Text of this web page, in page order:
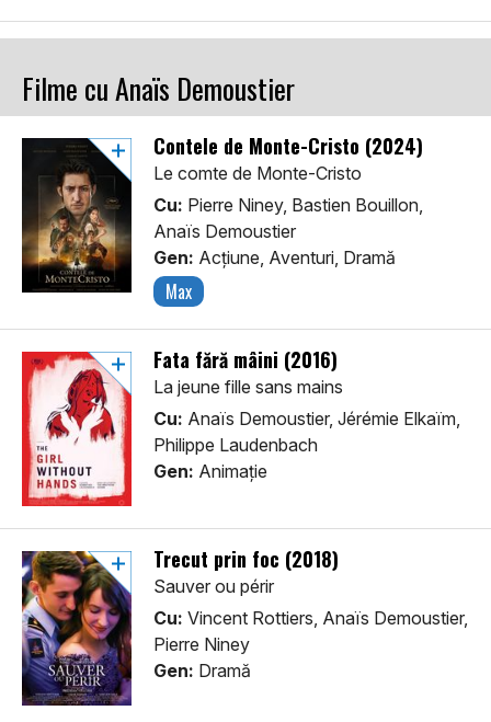
Filme cu Anaïs Demoustier
Contele de Monte-Cristo (2024)
Le comte de Monte-Cristo
Cu: Pierre Niney, Bastien Bouillon,
Anaïs Demoustier
Gen: Acţiune, Aventuri, Dramă
Max
Fata fără mâini (2016)
La jeune fille sans mains
Cu: Anaïs Demoustier, Jérémie Elkaïm,
Philippe Laudenbach
Gen: Animaţie
Trecut prin foc (2018)
Sauver ou périr
Cu: Vincent Rottiers, Anaïs Demoustier,
Pierre Niney
Gen: Dramă